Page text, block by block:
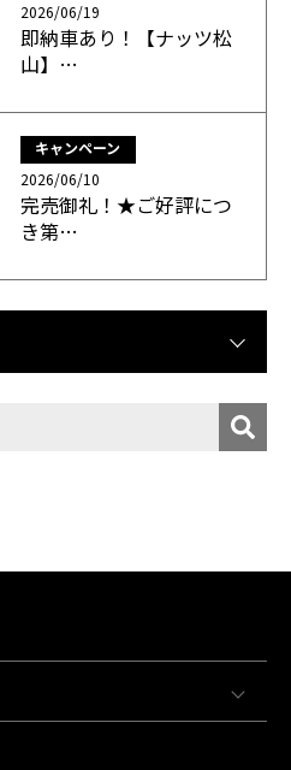
2026/06/19
即納車あり！【ナッツ松
山】…
キャンペーン
2026/06/10
完売御礼！★ご好評につ
き第…